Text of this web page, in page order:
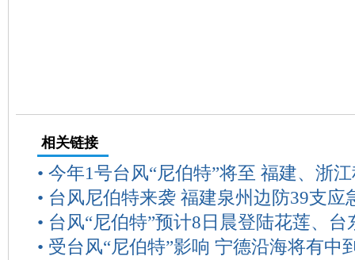
相关链接
• 今年1号台风“尼伯特”将至 福建、浙
• 台风尼伯特来袭 福建泉州边防39支应
• 台风“尼伯特”预计8日晨登陆花莲、台
• 受台风“尼伯特”影响 宁德沿海将有中